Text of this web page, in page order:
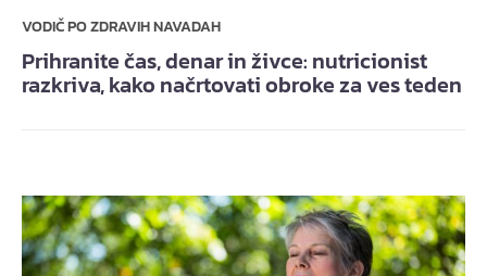
VODIČ PO ZDRAVIH NAVADAH
Prihranite čas, denar in živce: nutricionist
razkriva, kako načrtovati obroke za ves teden